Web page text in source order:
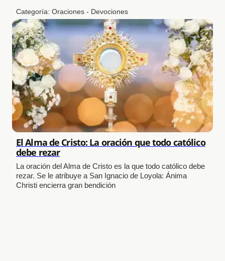
Categoría: Oraciones - Devociones
El Alma de Cristo: La oración que todo católico
debe rezar
La oración del Alma de Cristo es la que todo católico debe
rezar. Se le atribuye a San Ignacio de Loyola: Ánima
Christi encierra gran bendición